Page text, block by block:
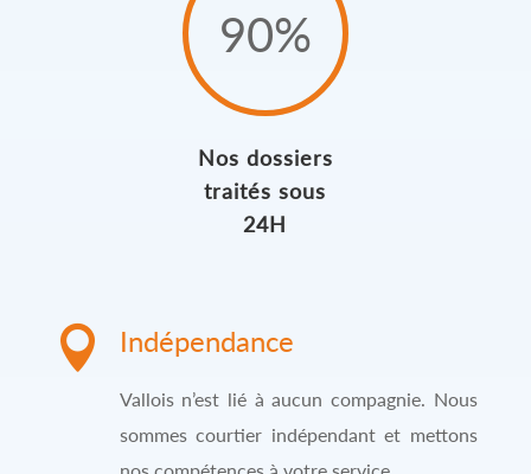
90%
Nos dossiers
traités sous
24H
 Indépendance
Vallois n’est lié à aucun compagnie. Nous
sommes courtier indépendant et mettons